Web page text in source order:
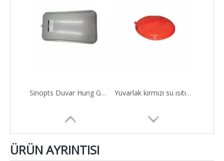
Sinopts Duvar Hung Gaz Kazanı 8L Dikdörtgen Genişleme Tankı Yuvarlak kırmızı su ısıtıcı genleşme tankı
ÜRÜN AYRINTISI